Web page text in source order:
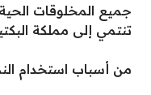
جميع المخلوقات
تنتمي إلى مملكة
من أسباب استخدام